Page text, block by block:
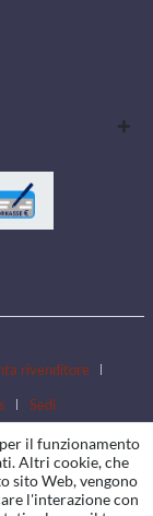
rivenditore
Sedi
il funzionamento
Altri cookie, che
sito Web, vengono
l'interazione con